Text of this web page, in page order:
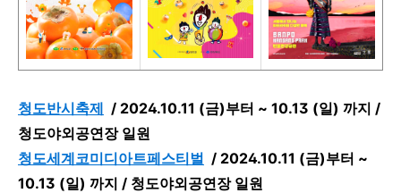
청도반시축제 / 2024.10.11 (금)부터 ~ 10.13 (일) 까지 /
청도야외공연장 일원
청도세계코미디아트페스티벌 / 2024.10.11 (금)부터 ~
10.13 (일) 까지 / 청도야외공연장 일원